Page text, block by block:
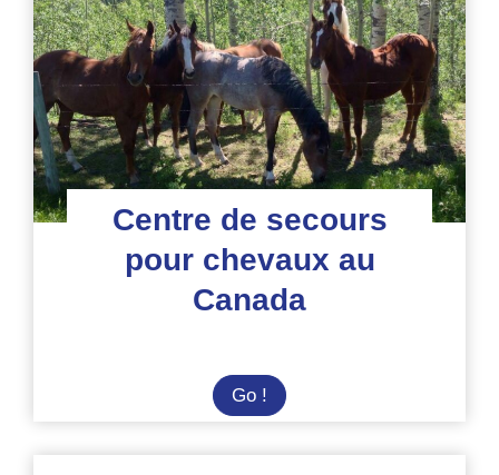
en
Espagne
Centre de secours
pour chevaux au
Canada
Go ! Centre
de
secours